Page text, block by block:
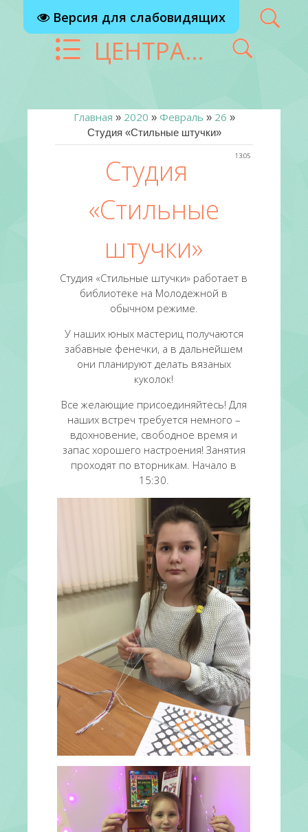
Версия для слабовидящих
ЦЕНТРАЛИЗОВАННАЯ БИБЛИОТЕЧНАЯ СИСТЕМА Г. РЕУТОВ
Главная » 2020 » Февраль » 26 »
Студия «Стильные штучки»
13:05
Студия
«Стильные
штучки»
Студия «Стильные штучки» работает в
библиотеке на Молодежной в
обычном режиме.
У наших юных мастериц получаются
забавные фенечки, а в дальнейшем
они планируют делать вязаных
куколок!
Все желающие присоединяйтесь! Для
наших встреч требуется немного –
вдохновение, свободное время и
запас хорошего настроения! Занятия
проходят по вторникам. Начало в
15:30.